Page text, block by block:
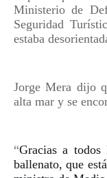
Ministerio de
Seguridad
estaba
Jorge Mera dijo
alta mar y se
“Gracias a todos
ballenato, que